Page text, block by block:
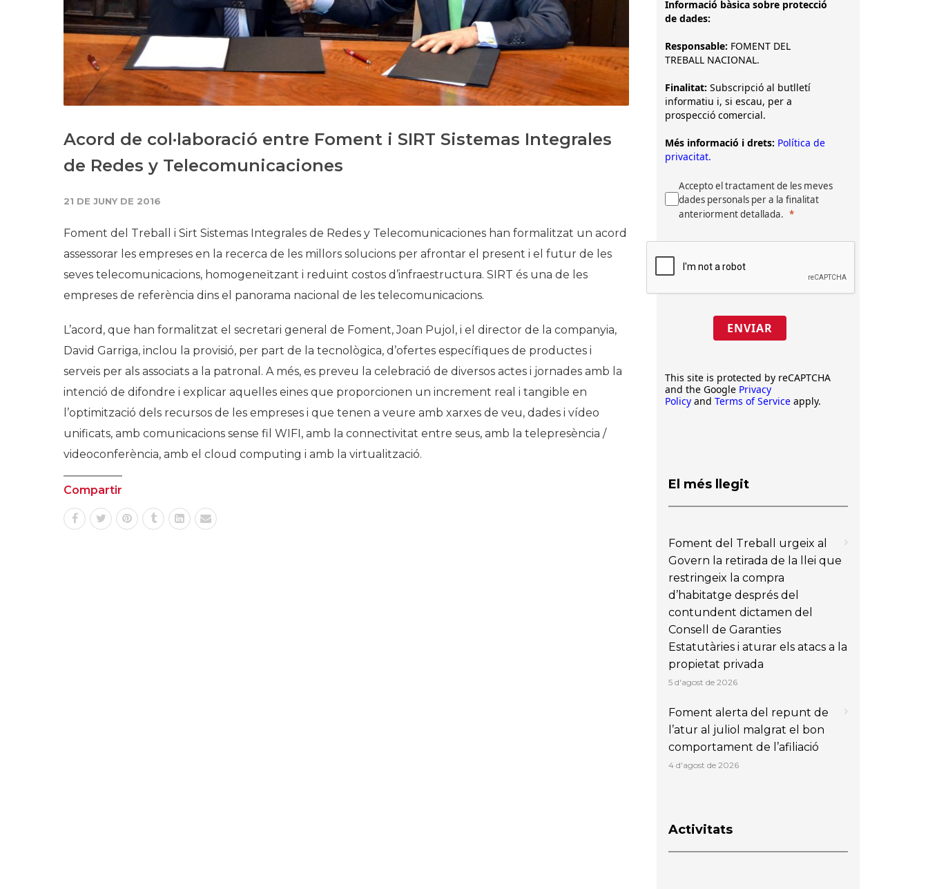
Història
Galeria de Presidents
Biblioteca Arxiu
Seu Social
Acord de col·laboració entre Foment i SIRT Sistemas Integrales
de Redes y Telecomunicaciones
21 DE JUNY DE 2016
Foment del Treball i Sirt Sistemas Integrales de Redes y Telecomunicaciones han formalitzat un acord
assessorar les empreses en la recerca de les millors solucions per afrontar el present i el futur de les
seves telecomunicacions, homogeneïtzant i reduint costos d’infraestructura. SIRT és una de les
empreses de referència dins el panorama nacional de les telecomunicacions.
L’acord, que han formalitzat el secretari general de Foment, Joan Pujol, i el director de la companyia,
David Garriga, inclou la provisió, per part de la tecnològica, d’ofertes específiques de productes i
serveis per als associats a la patronal. A més, es preveu la celebració de diversos actes i jornades amb la
intenció de difondre i explicar aquelles eines que proporcionen un increment real i tangible en
l’optimització dels recursos de les empreses i que tenen a veure amb xarxes de veu, dades i vídeo
unificats, amb comunicacions sense fil WIFI, amb la connectivitat entre seus, amb la telepresència /
videoconferència, amb el cloud computing i amb la virtualització.
Compartir
Informació bàsica sobre protecció
de dades:
Responsable: FOMENT DEL
TREBALL NACIONAL.
Finalitat: Subscripció al butlletí
informatiu i, si escau, per a
prospecció comercial.
Més informació i drets: Política de
privacitat.
Accepto el tractament de les meves
dades personals per a la finalitat
anteriorment detallada.
ENVIAR
This site is protected by reCAPTCHA
and the Google Privacy
Policy and Terms of Service apply.
El més llegit
Foment del Treball urgeix al
Govern la retirada de la llei que
restringeix la compra
d’habitatge després del
contundent dictamen del
Consell de Garanties
Estatutàries i aturar els atacs a la
propietat privada
5 d'agost de 2026
Foment alerta del repunt de
l’atur al juliol malgrat el bon
comportament de l’afiliació
4 d'agost de 2026
Activitats